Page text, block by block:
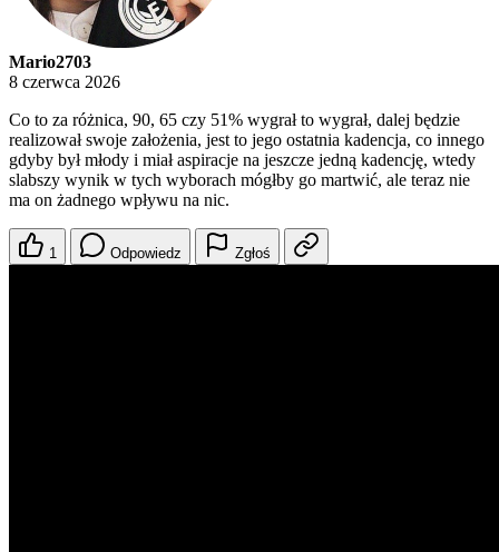
Mario2703
8 czerwca 2026
Co to za różnica, 90, 65 czy 51% wygrał to wygrał, dalej będzie
realizował swoje założenia, jest to jego ostatnia kadencja, co innego
gdyby był młody i miał aspiracje na jeszcze jedną kadencję, wtedy
slabszy wynik w tych wyborach mógłby go martwić, ale teraz nie
ma on żadnego wpływu na nic.
1 Odpowiedz Zgłoś